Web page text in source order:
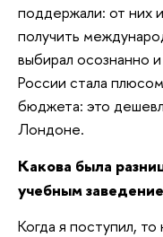
поддержали: от них
получить
выбирал осознанно
России стала
бюджета: это
Лондоне.
Какова была
учебным
Когда я поступил,